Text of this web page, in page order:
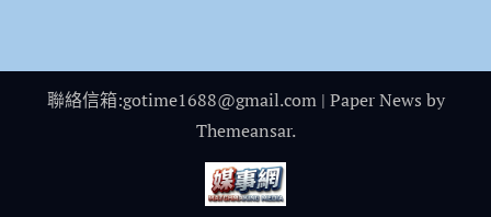
聯絡信箱:gotime1688@gmail.com | Paper News by
Themeansar.